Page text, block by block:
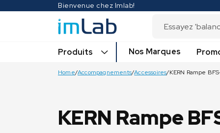
Bienvenue chez Imlab!
Produits Nos Marques
Home/Accompagnements/Accessoires/KERN Rampe
KERN Rampe